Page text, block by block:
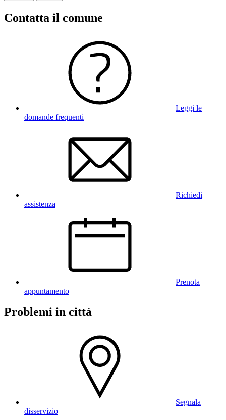
Contatta il comune
Leggi le
domande frequenti
Richiedi
assistenza
Prenota
appuntamento
Problemi in città
Segnala
disservizio